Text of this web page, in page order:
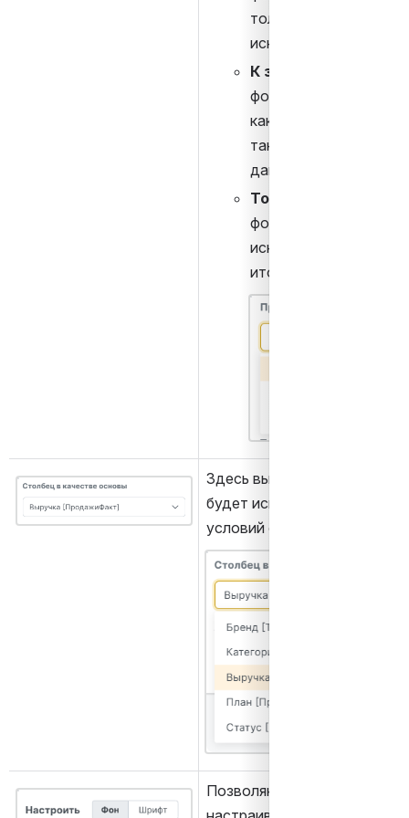
только к значениям в
исключая итоги.
К значениям и
форматирование
как на значения в
так и на ячейки с
данными.
Только к итогам
форматирование
исключительно к
итоговыми данными.
Открыть файл «»
Открыть файл «»
Здесь выбирается столбец,
будет использоваться для
условий форматирования.
Открыть файл «»
Открыть файл «»
Позволяют указать для